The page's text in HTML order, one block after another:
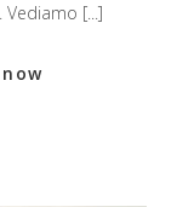
[...]